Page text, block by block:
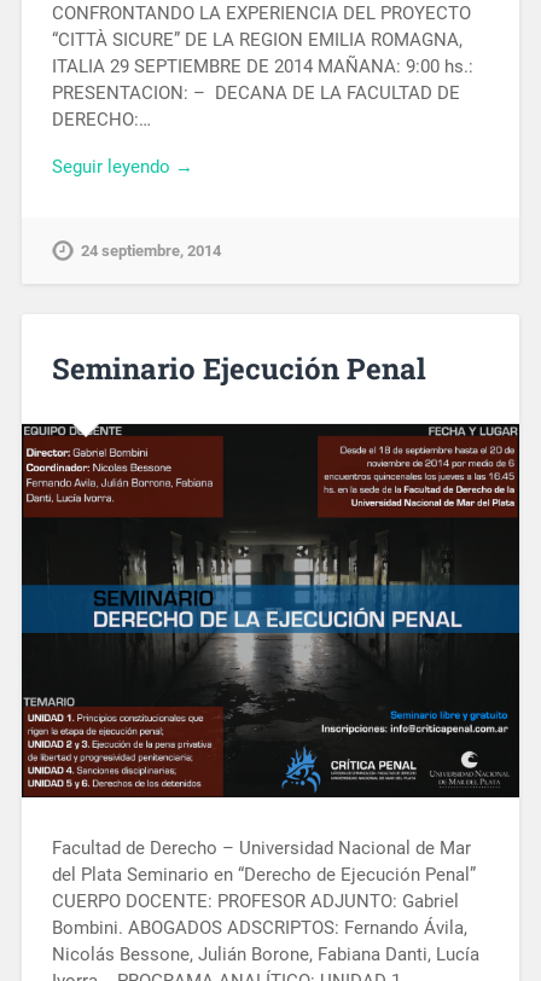
CONFRONTANDO LA EXPERIENCIA DEL PROYECTO
“CITTÀ SICURE” DE LA REGION EMILIA ROMAGNA,
ITALIA 29 SEPTIEMBRE DE 2014 MAÑANA: 9:00 hs.:
PRESENTACION: – DECANA DE LA FACULTAD DE
DERECHO:…
Seguir leyendo →
24 septiembre, 2014
Seminario Ejecución Penal
Facultad de Derecho – Universidad Nacional de Mar
del Plata Seminario en “Derecho de Ejecución Penal”
CUERPO DOCENTE: PROFESOR ADJUNTO: Gabriel
Bombini. ABOGADOS ADSCRIPTOS: Fernando Ávila,
Nicolás Bessone, Julián Borone, Fabiana Danti, Lucía